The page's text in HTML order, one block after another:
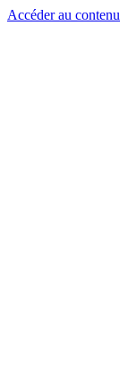
Accéder au contenu